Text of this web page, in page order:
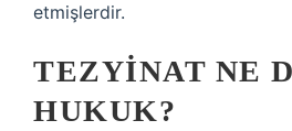
etmişlerdir.
TEZYINAT NE
HUKUK?